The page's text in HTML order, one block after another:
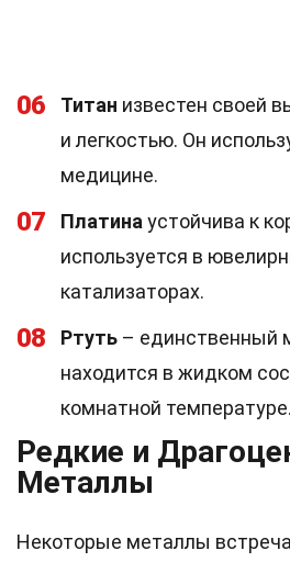
06 Титан известен своей
и легкостью. Он
медицине.
07 Платина устойчива к
используется в
катализаторах.
08 Ртуть – единственный
находится в жидком
комнатной температуре.
Редкие и
Металлы
Некоторые металлы